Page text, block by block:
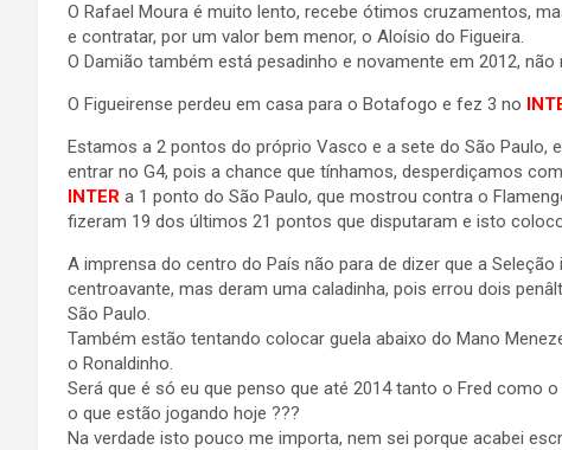
O Rafael Moura é muito lento, recebe ótimos cruzamentos,
e contratar, por um valor bem menor, o Aloísio do Figueira.
O Damião também está pesadinho e novamente em 2012, não
O Figueirense perdeu em casa para o Botafogo e fez 3 no
Estamos a 2 pontos do próprio Vasco e a sete do São Paulo,
entrar no G4, pois a chance que tínhamos, desperdiçamos
INTER a 1 ponto do São Paulo, que mostrou contra o
fizeram 19 dos últimos 21 pontos que disputaram e isto
A imprensa do centro do País não para de dizer que a
centroavante, mas deram uma caladinha, pois errou dois
São Paulo.
Também estão tentando colocar guela abaixo do Mano
o Ronaldinho.
Será que é só eu que penso que até 2014 tanto o Fred como
o que estão jogando hoje ???
Na verdade isto pouco me importa, nem sei porque acabei